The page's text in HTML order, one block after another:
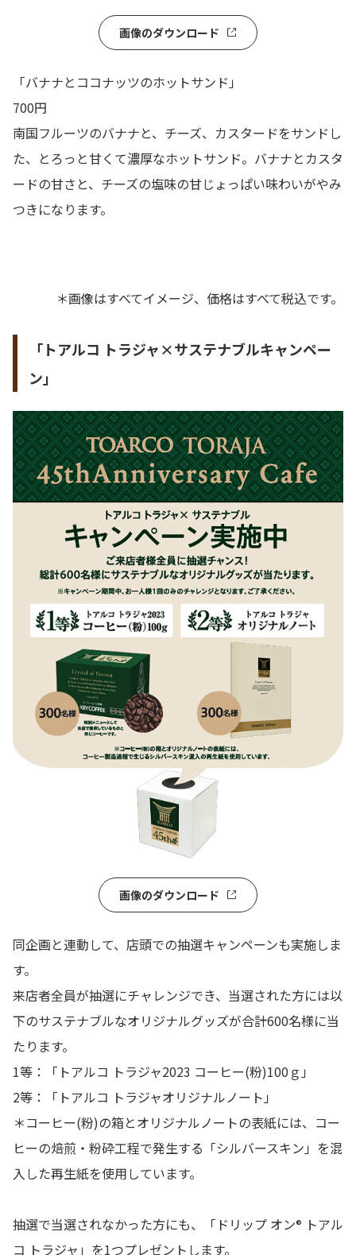
画像のダウンロード
「バナナとココナッツのホットサンド」
700円
南国フルーツのバナナと、チーズ、カスタードをサンドし
た、とろっと甘くて濃厚なホットサンド。バナナとカスタ
ードの甘さと、チーズの塩味の甘じょっぱい味わいがやみ
つきになります。
＊画像はすべてイメージ、価格はすべて税込です。
「トアルコ トラジャ×サステナブルキャンペー
ン」
画像のダウンロード
同企画と連動して、店頭での抽選キャンペーンも実施しま
す。
来店者全員が抽選にチャレンジでき、当選された方には以
下のサステナブルなオリジナルグッズが合計600名様に当
たります。
1等：「トアルコ トラジャ2023 コーヒー(粉)100ｇ」
2等：「トアルコ トラジャオリジナルノート」
＊コーヒー(粉)の箱とオリジナルノートの表紙には、コー
ヒーの焙煎・粉砕工程で発生する「シルバースキン」を混
入した再生紙を使用しています。
抽選で当選されなかった方にも、「ドリップ オン® トアル
コ トラジャ」を1つプレゼントします。